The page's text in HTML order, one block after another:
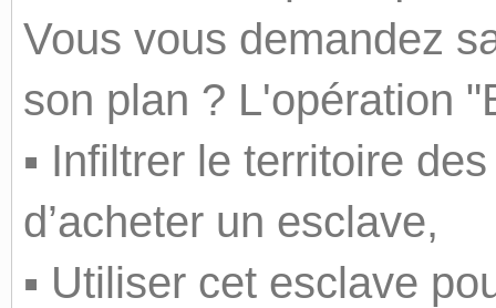
Vous vous demandez
son plan ? L'opération
▪ Infiltrer le territoire
d’acheter un esclave,
▪ Utiliser cet esclave